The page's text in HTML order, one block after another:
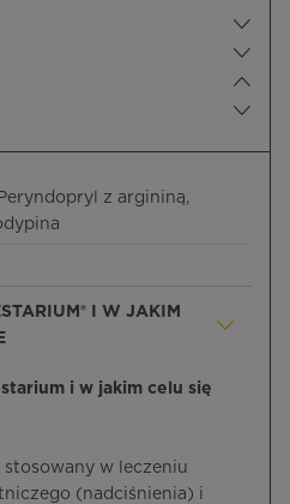
z argininą,
I W JAKIM
i w jakim celu się
w leczeniu
(nadciśnienia) i